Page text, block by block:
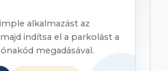
alkalmazást az
indítsa el a parkolást a
megadásával.